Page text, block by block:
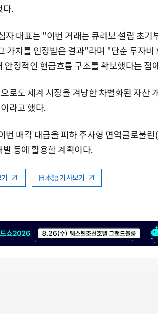
다.
자 대표는 "이번 거래는 큐레보 설립 초기
가치를 인정받은 결과"라며 "단순 투자비
안정적인 현금흐름 구조를 확보했다는 점
로도 세계 시장을 겨냥한 차별화된 자산
라고 했다.
번 매각 대금을 피하 주사형 면역글로불
발 등에 활용할 계획이다.
日本語 기사보기